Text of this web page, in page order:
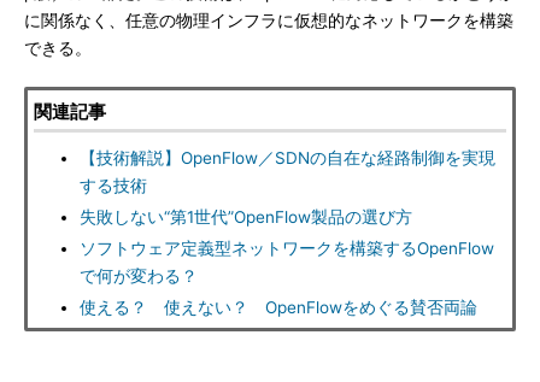
に関係なく、任意の物理インフラに仮想的なネットワークを構築
できる。
関連記事
【技術解説】OpenFlow／SDNの自在な経路制御を実現
する技術
失敗しない“第1世代”OpenFlow製品の選び方
ソフトウェア定義型ネットワークを構築するOpenFlow
で何が変わる？
使える？ 使えない？ OpenFlowをめぐる賛否両論